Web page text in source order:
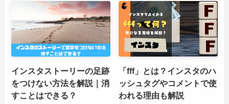
インスタストーリーの足跡
をつけない方法を解説｜消
すことはできる？
「fff」とは？インスタのハ
ッシュタグやコメントで使
われる理由も解説